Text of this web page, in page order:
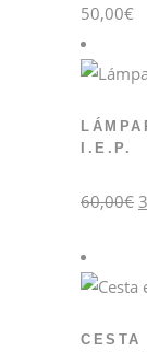
50,00€
I.E.P.
60,00€
CESTA